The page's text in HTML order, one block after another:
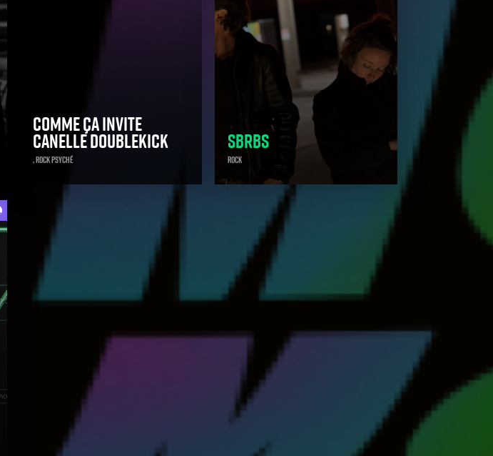
Comme ça invite
Canelle Doublekick
, Rock Psyché
SBRBS
Rock